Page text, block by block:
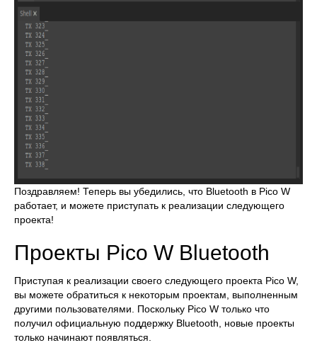
Поздравляем! Теперь вы убедились, что Bluetooth в Pico W
работает, и можете приступать к реализации следующего
проекта!
Проекты Pico W Bluetooth
Приступая к реализации своего следующего проекта Pico W,
вы можете обратиться к некоторым проектам, выполненным
другими пользователями. Поскольку Pico W только что
получил официальную поддержку Bluetooth, новые проекты
только начинают появляться.